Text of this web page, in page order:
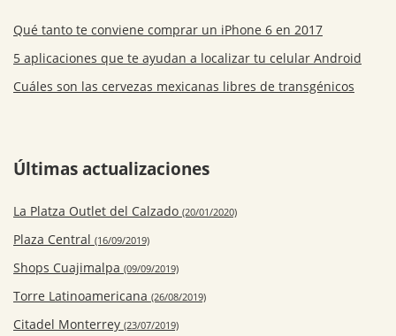
Qué tanto te conviene comprar un iPhone 6 en 2017
5 aplicaciones que te ayudan a localizar tu celular Android
Cuáles son las cervezas mexicanas libres de transgénicos
Últimas actualizaciones
La Platza Outlet del Calzado (20/01/2020)
Plaza Central (16/09/2019)
Shops Cuajimalpa (09/09/2019)
Torre Latinoamericana (26/08/2019)
Citadel Monterrey (23/07/2019)